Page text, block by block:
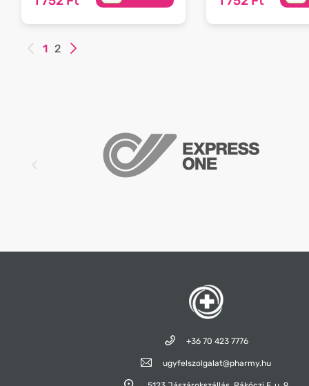
1 2
+36 70 423 7776
ugyfelszolgalat@pharmy.hu